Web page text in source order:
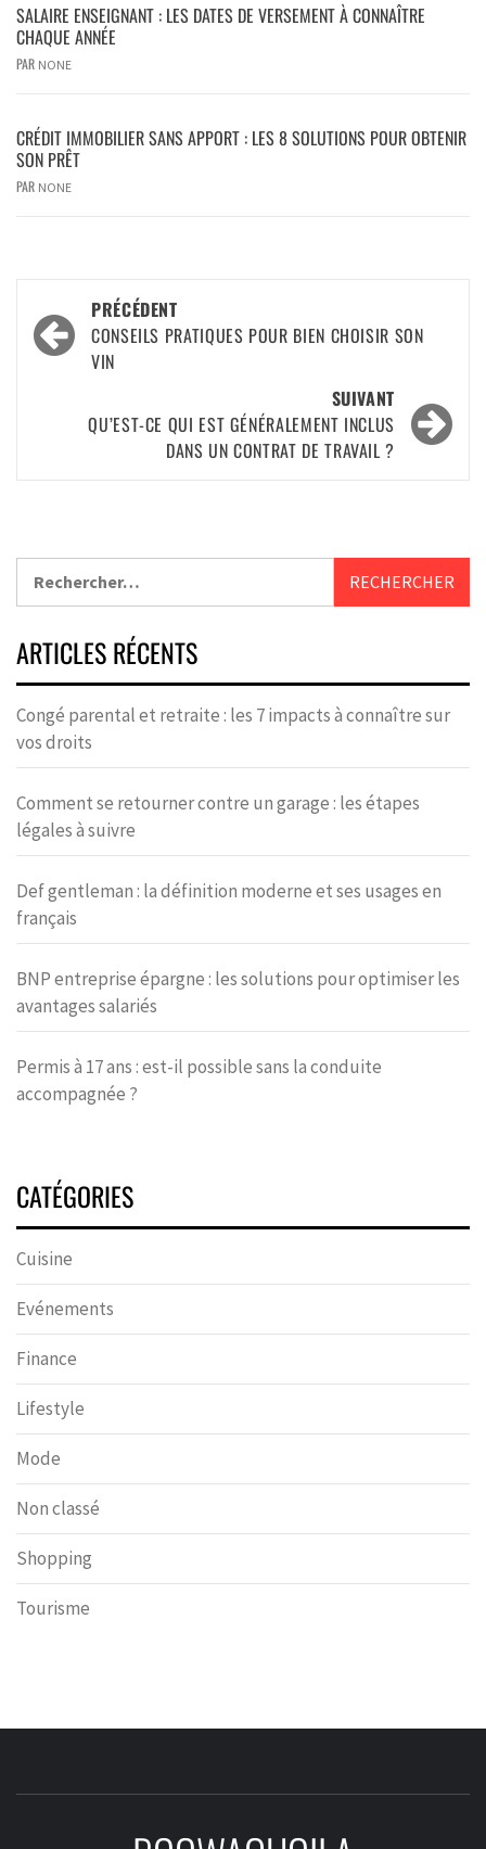
SALAIRE ENSEIGNANT : LES DATES DE VERSEMENT À CONNAÎTRE
CHAQUE ANNÉE
PAR NONE
CRÉDIT IMMOBILIER SANS APPORT : LES 8 SOLUTIONS POUR OBTENIR
SON PRÊT
PAR NONE
PRÉCÉDENT
CONSEILS PRATIQUES POUR BIEN CHOISIR SON
VIN
SUIVANT
QU’EST-CE QUI EST GÉNÉRALEMENT INCLUS
DANS UN CONTRAT DE TRAVAIL ?
ARTICLES RÉCENTS
Congé parental et retraite : les 7 impacts à connaître sur
vos droits
Comment se retourner contre un garage : les étapes
légales à suivre
Def gentleman : la définition moderne et ses usages en
français
BNP entreprise épargne : les solutions pour optimiser les
avantages salariés
Permis à 17 ans : est-il possible sans la conduite
accompagnée ?
CATÉGORIES
Cuisine
Evénements
Finance
Lifestyle
Mode
Non classé
Shopping
Tourisme